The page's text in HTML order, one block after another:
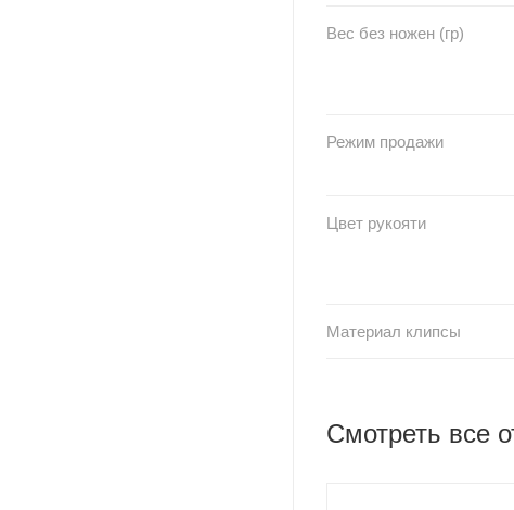
Вес без ножен (гр)
Режим продажи
Цвет рукояти
Материал клипсы
Смотреть все